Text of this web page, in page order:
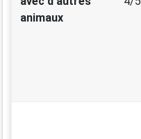
animaux